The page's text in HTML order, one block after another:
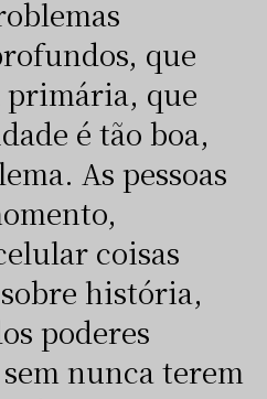
que
primária, que
é tão boa,
As pessoas
coisas
história,
poderes
nunca terem